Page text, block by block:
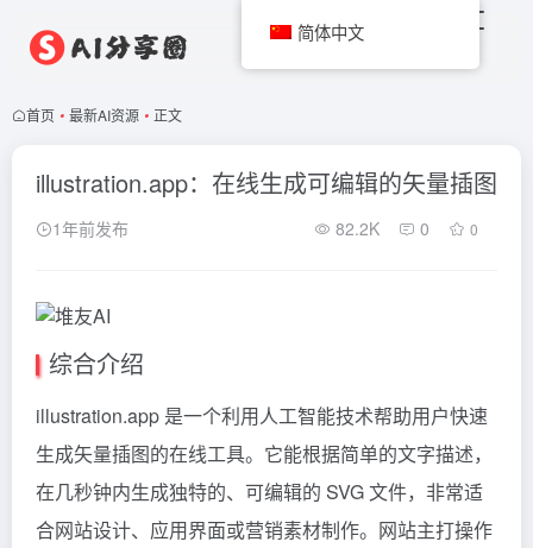
首页 • 最新AI资源 • 正文
illustration.app：在线生成可编辑的矢量插图
1年前发布 82.2K 0 0
综合介绍
illustration.app 是一个利用人工智能技术帮助用户快速
生成矢量插图的在线工具。它能根据简单的文字描述，
在几秒钟内生成独特的、可编辑的 SVG 文件，非常适
合网站设计、应用界面或营销素材制作。网站主打操作
简体中文